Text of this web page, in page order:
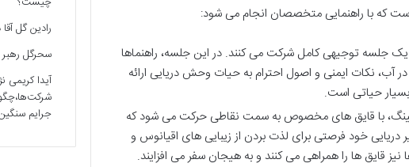
است که با راهنمایی متخصصان انجام می شود:
جلسه توجیهی کامل شرکت می کنند. در این جلسه، راهنماها
در آب، نکات ایمنی و اصول احترام به حیات وحش دریایی ارائه
حیاتی است.
با قایق های مخصوص به سمت نقاطی حرکت می شود که
خود فرصتی برای لذت بردن از زیبایی های اقیانوس و
قایق ها را همراهی می کنند و به هیجان سفر می افزایند.
رادین گل آقا
سحرگل رهبر
آیدا کریمی
جرایم